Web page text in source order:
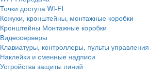
Точки доступа Wi-Fi
Кожухи, кронштейны, монтажные коробки
Кронштейны Монтажные коробки
Видеосерверы
Клавиатуры, контроллеры, пульты управления
Наклейки и сменные надписи
Устройства защиты линий